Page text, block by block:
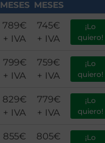
MESES MESES
789€
+ IVA
745€
+ IVA
¡Lo
quiero!
799€
+ IVA
759€
+ IVA
¡Lo
quiero!
829€
+ IVA
779€
+ IVA
¡Lo
quiero!
855€
805€
¡Lo